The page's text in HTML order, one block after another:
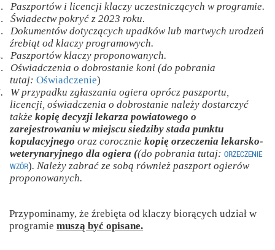
Paszportów i licencji klaczy uczestniczących w programie.
Świadectw pokryć z 2023 roku.
Dokumentów dotyczących upadków lub martwych urodzeń
źrebiąt od klaczy programowych.
Paszportów klaczy proponowanych.
Oświadczenia o dobrostanie koni (do pobrania
tutaj: Oświadczenie)
W przypadku zgłaszania ogiera oprócz paszportu,
licencji, oświadczenia o dobrostanie należy dostarczyć
także kopię decyzji lekarza powiatowego o
zarejestrowaniu w miejscu siedziby stada punktu
kopulacyjnego oraz corocznie kopię orzeczenia lekarsko-
weterynaryjnego dla ogiera ((do pobrania tutaj: ORZECZENIE
WZÓR). Należy zabrać ze sobą również paszport ogierów
proponowanych.
Przypominamy, że źrebięta od klaczy biorących udział w
programie muszą być opisane.